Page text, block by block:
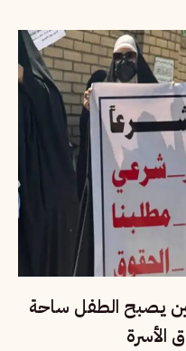
يصبح الطفل ساحة
الأسرة